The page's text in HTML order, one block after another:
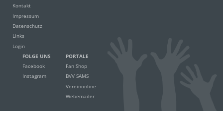
Kontakt
Impressum
Datenschutz
Links
Login
FOLGE UNS
Facebook
Instagram
PORTALE
Fan Shop
BVV SAMS
Vereinonline
Webemailer